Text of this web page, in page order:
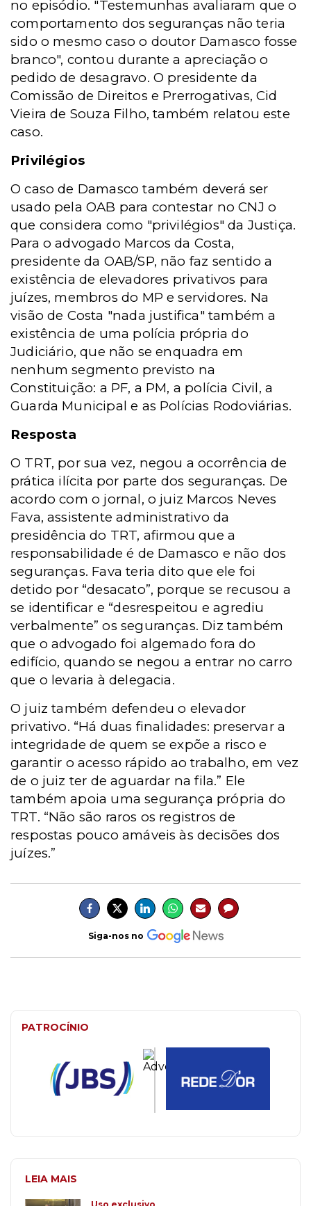
no episódio. "Testemunhas avaliaram que o
comportamento dos seguranças não teria
sido o mesmo caso o doutor Damasco fosse
branco", contou durante a apreciação o
pedido de desagravo. O presidente da
Comissão de Direitos e Prerrogativas, Cid
Vieira de Souza Filho, também relatou este
caso.
Privilégios
O caso de Damasco também deverá ser
usado pela OAB para contestar no CNJ o
que considera como "privilégios" da Justiça.
Para o advogado Marcos da Costa,
presidente da OAB/SP, não faz sentido a
existência de elevadores privativos para
juízes, membros do MP e servidores. Na
visão de Costa "nada justifica" também a
existência de uma polícia própria do
Judiciário, que não se enquadra em
nenhum segmento previsto na
Constituição: a PF, a PM, a polícia Civil, a
Guarda Municipal e as Polícias Rodoviárias.
Resposta
O TRT, por sua vez, negou a ocorrência de
prática ilícita por parte dos seguranças. De
acordo com o jornal, o juiz Marcos Neves
Fava, assistente administrativo da
presidência do TRT, afirmou que a
responsabilidade é de Damasco e não dos
seguranças. Fava teria dito que ele foi
detido por “desacato”, porque se recusou a
se identificar e “desrespeitou e agrediu
verbalmente” os seguranças. Diz também
que o advogado foi algemado fora do
edifício, quando se negou a entrar no carro
que o levaria à delegacia.
O juiz também defendeu o elevador
privativo. “Há duas finalidades: preservar a
integridade de quem se expõe a risco e
garantir o acesso rápido ao trabalho, em vez
de o juiz ter de aguardar na fila.” Ele
também apoia uma segurança própria do
TRT. “Não são raros os registros de
respostas pouco amáveis às decisões dos
juízes.”
Siga-nos no
PATROCÍNIO
LEIA MAIS